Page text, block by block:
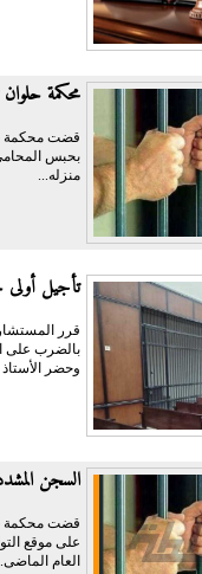
محكمة حلوان
قضت محكمة
منزله...
تأجيل أولى
قرر
وحضر الأستاذ
السجن المشدد 3 سنوات لمتهمين بتهديد فتاة فى
على موقع
العام الماضى...